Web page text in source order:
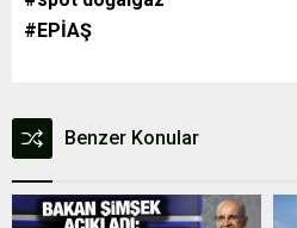
#EPİAŞ
Benzer Konular